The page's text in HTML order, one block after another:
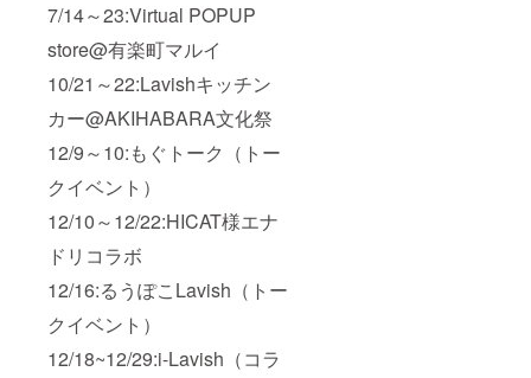
7/14～23:Virtual POPUP
store@有楽町マルイ
10/21～22:Lavishキッチン
カー@AKIHABARA文化祭
12/9～10:もぐトーク（トー
クイベント）
12/10～12/22:HICAT様エナ
ドリコラボ
12/16:るうぽこLavish（トー
クイベント）
12/18~12/29:i-Lavish（コラ